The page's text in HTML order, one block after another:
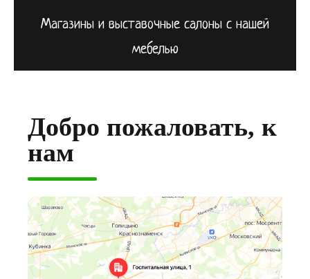
Магазины и выставочные салоны с нашей
мебелью
Добро пожаловать, к
нам